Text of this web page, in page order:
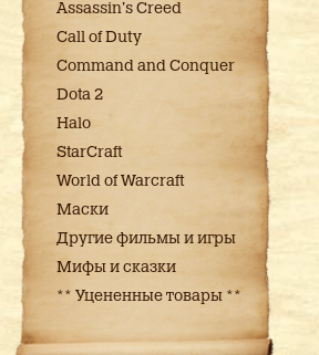
Assassin's Creed
Call of Duty
Command and Conquer
Dota 2
Halo
StarCraft
World of Warcraft
Маски
Другие фильмы и игры
Мифы и сказки
** Уцененные товары **